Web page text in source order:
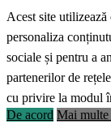
Acest site
personaliza
sociale și pentru a
partenerilor de
cu privire la modul
De acord Mai